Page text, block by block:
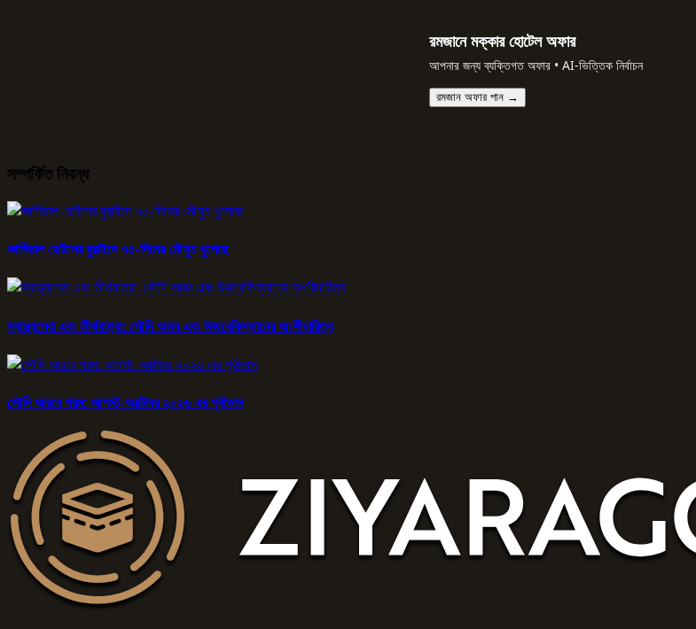
রমজানে মক্কার হোটেল অফার
আপনার জন্য ব্যক্তিগত অফার • AI-ভিত্তিক নির্বাচন
রমজান অফার পান →
সম্পর্কিত নিবন্ধ
কার্নিভাল ডেটসের বুরাইদে ৭৫-দিনের মৌসুম খুলেছে
স্বাস্থ্যসেবা এবং তীর্থযাত্রা: সৌদি আরব এবং উজবেকিস্তানের অংশীদারিত্ব
সৌদি আরবে গরম: আগস্ট-অক্টোবর ২০২৬ এর পূর্বাভাস